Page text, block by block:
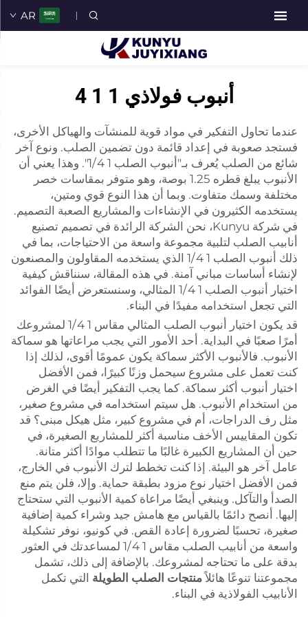
AR
أنبوب فولاذي 1 1 4
عندما تحاول التفكير في مواد قوية للمنشآت والهياكل الأخرى،
فستجد صعوبة في إعداد قائمة دون تضمين الصلب. ونوع آخر
شائع من الصلب يُعرف بـ"أنبوب الصلب 1 1/4". وهذا يعني أن
الأنبوب يبلغ قطره 1.25 بوصة، وهو متوفر بمقاسات خصر
مختلفة وسمك متفاوت. وبما أن هذا النوع قوي ومتين،
يستخدمه الكثيرون في الإنشاءات والمشاريع الصعبة التصميم.
في شركة Kunyu، نحن الشركة الرائدة في تصميم تصنيع
أنابيب الصلب لتلبية مجموعة واسعة من الاحتياجات، بما في
ذلك أنبوب الصلب 1 1/4 الذي يستخدمه المقاولون والمصنعون
لإنشاء أساسات مباني آمنة. في هذه المقالة، سنناقش كيفية
اختيار أنبوب الصلب 1 1/4 المثالي، وسنستعرض أيضًا الفوائد
التي تجعل استخدامه مفيدًا في البناء.
قد يكون اختيار أنبوب الصلب المثالي مقاس 1 1/4 لمشروعك
أمرًا صعبًا في البداية. أحد الأمور التي يجب مراعاتها هو سماكة
الأنبوب. فالأنبوب الأكثر سماكة يكون عمومًا أقوى، لذلك إذا
كنت تعمل على مشروع سيحمل وزنًا كبيرًا، فمن الأفضل
اختيار أنبوب أكثر سماكة. كما يجب التفكير أيضًا في الغرض
من استخدام الأنبوب. هل سيتم استخدامه في مشروع صغير،
مثل رف الدراجات، أم في مشروع كبير، مثل هيكل مبنى؟ قد
تكون المقاييس الأخف مناسبة أكثر للمشاريع الصغيرة، في
حين أن المشاريع الكبيرة غالبًا ما تتطلب موادًا أكثر متانة.
عامل آخر هو البيئة. إذا كنت تخطط لترك الأنبوب في الخارج،
فمن الأفضل اختيار نوع مزود بطبقة حماية. وإلا، فلن يتم منع
الصدأ والتآكل. وينبغي أيضًا مراعاة كمية الأنبوب التي ستحتاج
إليها. أنصح دائمًا بالقياس مع هامش جيد وشراء كمية إضافية
صغيرة، تحسبًا لضرورة إعادة القص. في كونيو، نوفر تشكيلة
واسعة من أنابيب الصلب مقاس 1 1/4 لمساعدتك في العثور
بدقة على ما تحتاجه لمشروعك. بالإضافة إلى ذلك، تشمل
مجموعتنا تنوعًا هائلاًمنتجات الصلب الطويلة التي تكمل
الأنابيب الفولاذية في البناء.